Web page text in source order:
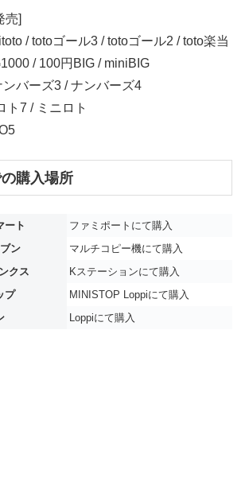
売]
/ totoゴール3 / totoゴール2 / toto楽当
/ 100円BIG / miniBIG
ンバーズ3 / ナンバーズ4
ト7 / ミニロト
購入場所
ート
ファミポートにて購入
ン
マルチコピー機にて購入
クス
Kステーションにて購入
プ
MINISTOP Loppiにて購入
Loppiにて購入